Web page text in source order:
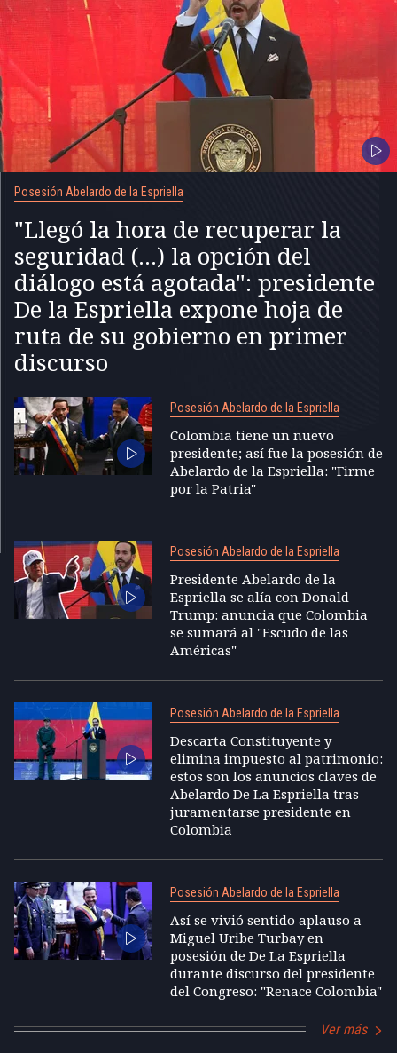
Posesión Abelardo de la Espriella
"Llegó la hora de recuperar la
seguridad (...) la opción del
diálogo está agotada": presidente
De la Espriella expone hoja de
ruta de su gobierno en primer
discurso
Posesión Abelardo de la Espriella
Colombia tiene un nuevo
presidente; así fue la posesión de
Abelardo de la Espriella: "Firme
por la Patria"
Posesión Abelardo de la Espriella
Presidente Abelardo de la
Espriella se alía con Donald
Trump: anuncia que Colombia
se sumará al "Escudo de las
Américas"
Posesión Abelardo de la Espriella
Descarta Constituyente y
elimina impuesto al patrimonio:
estos son los anuncios claves de
Abelardo De La Espriella tras
juramentarse presidente en
Colombia
Posesión Abelardo de la Espriella
Así se vivió sentido aplauso a
Miguel Uribe Turbay en
posesión de De La Espriella
durante discurso del presidente
del Congreso: "Renace Colombia"
Ver más